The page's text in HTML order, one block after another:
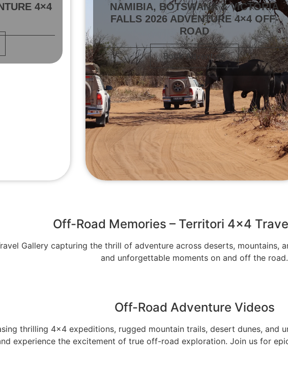
4×4
NAMIBIA, BOTSWANA & VICTORIA
FALLS 2026 ADVENTURE 4×4 OFF-
ROAD
Book Adventure
Off-Road Memories – Territori 4x4
Gallery capturing the thrill of adventure across deserts, mountains,
and unforgettable moments on and off the road.
Off-Road Adventure Videos
thrilling 4×4 expeditions, rugged mountain trails, desert dunes, and
experience the excitement of true off-road exploration. Join us for